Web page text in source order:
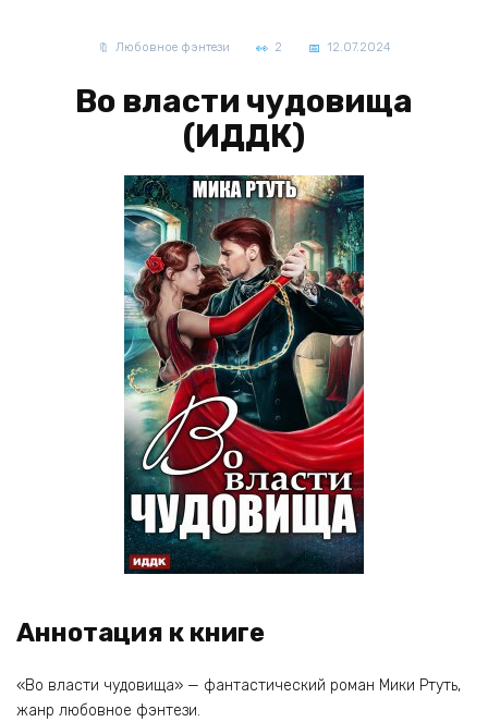
Любовное фэнтези 2 12.07.2024
Во власти чудовища
(ИДДК)
Аннотация к книге
«Во власти чудовища» — фантастический роман Мики Ртуть,
жанр любовное фэнтези.